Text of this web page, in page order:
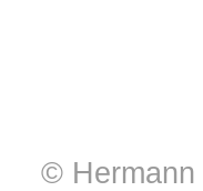
© Hermann